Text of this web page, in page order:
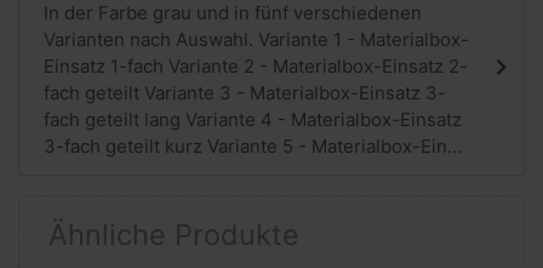
In der Farbe grau und in fünf verschiedenen
Varianten nach Auswahl. Variante 1 - Materialbox-
Einsatz 1-fach Variante 2 - Materialbox-Einsatz 2-
fach geteilt Variante 3 - Materialbox-Einsatz 3-
fach geteilt lang Variante 4 - Materialbox-Einsatz
3-fach geteilt kurz Variante 5 - Materialbox-Ein...
Ähnliche Produkte